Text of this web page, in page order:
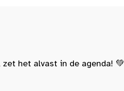
het alvast in de agenda! 💚